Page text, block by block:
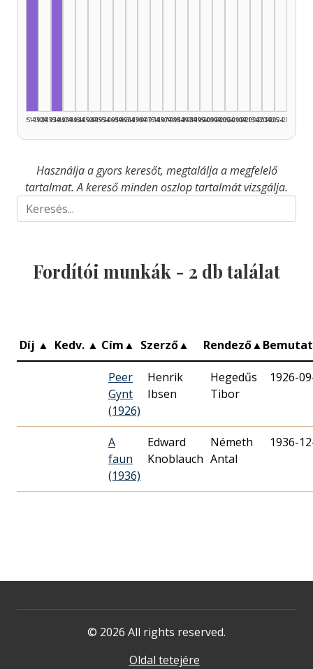
1925–1929
1930–1934
1935–1939
1940–1944
1945–1949
1950–1954
1955–1959
1960–1964
1965–1969
1970–1974
1975–1979
1980–1984
1985–1989
1990–1994
1995–1999
2000–2004
2005–2009
2010–2014
2015–2019
2020–2024
2025–2026
Használja a gyors keresőt, megtalálja a megfelelő
tartalmat. A kereső minden oszlop tartalmát vizsgálja.
Fordítói munkák - 2 db találat
Díj ▲ Kedv. ▲ Cím▲ Szerző▲ Rendező▲
Peer
Gynt
(1926)
Henrik
Ibsen
Hegedűs
Tibor
1926-
A
faun
(1936)
Edward
Knoblauch
Németh
Antal
1936-
© 2026 All rights reserved.
Oldal tetejére